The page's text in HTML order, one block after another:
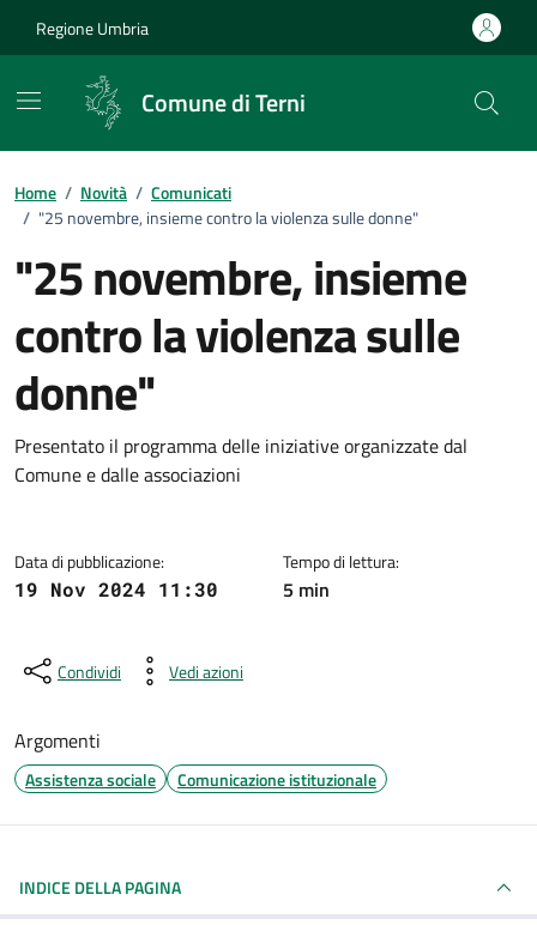
Regione Umbria
Comune di Terni
Home / Novità / Comunicati
/ "25 novembre, insieme contro la violenza sulle donne"
"25 novembre, insieme
contro la violenza sulle
donne"
Dettagli della notizia
Presentato il programma delle iniziative organizzate dal
Comune e dalle associazioni
Data di pubblicazione:
19 Nov 2024 11:30
Tempo di lettura:
5 min
Condividi Vedi azioni
Argomenti
Assistenza sociale Comunicazione istituzionale
INDICE DELLA PAGINA